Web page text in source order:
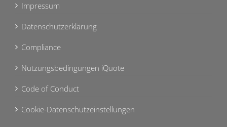
Impressum
Datenschutzerklärung
Compliance
Nutzungsbedingungen iQuote
Code of Conduct
Cookie-Datenschutzeinstellungen